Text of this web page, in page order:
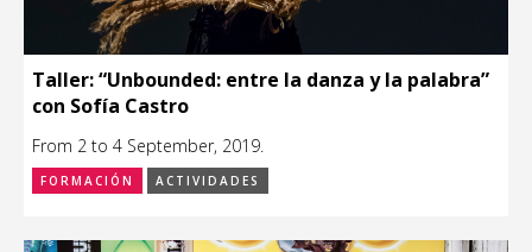
Taller: “Unbounded: entre la danza y la palabra”
con Sofía Castro
From 2 to 4 September, 2019.
FORMACIÓN ACTIVIDADES